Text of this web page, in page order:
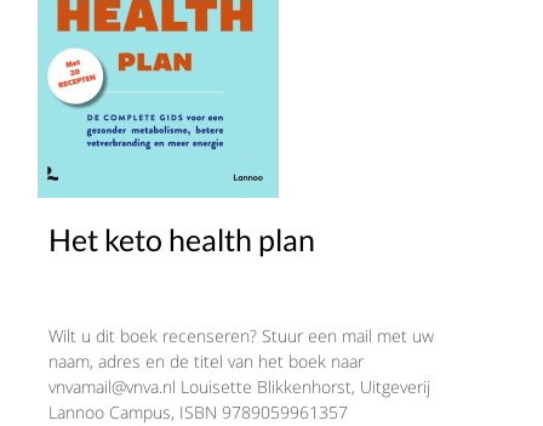
Het keto health plan
Wilt u dit boek recenseren? Stuur een mail met uw
naam, adres en de titel van het boek naar
vnvamail@vnva.nl Louisette Blikkenhorst, Uitgeverij
Lannoo Campus, ISBN 9789059961357